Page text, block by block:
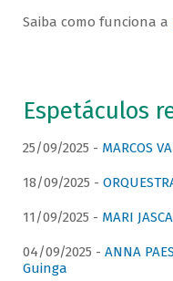
Saiba como funciona a
Espetáculos
25/09/2025 - MARCOS
18/09/2025 -
11/09/2025 - MARI
04/09/2025 - ANNA
Guinga